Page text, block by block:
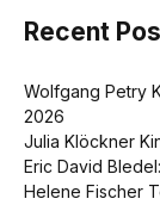
Recent
Wolfgang Petry
2026
Julia Klöckner
Eric David
Helene Fischer